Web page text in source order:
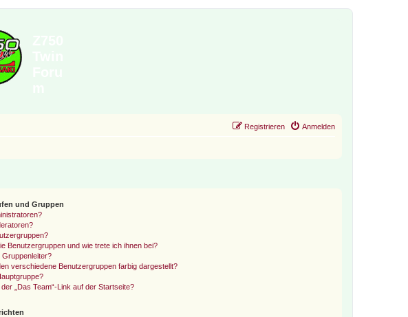
Anmelden
Registrieren
und Gruppen
Benutzergruppen und wie trete ich ihnen bei?
Gruppenleiter?
verschiedene Benutzergruppen farbig dargestellt?
„Das Team“-Link auf der Startseite?